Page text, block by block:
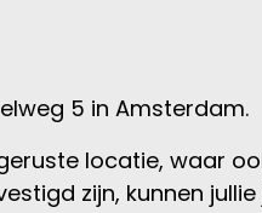
5 in Amsterdam.
locatie, waar
zijn, kunnen